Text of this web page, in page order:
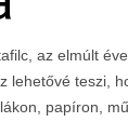
az elmúlt
lehetővé teszi,
papíron,